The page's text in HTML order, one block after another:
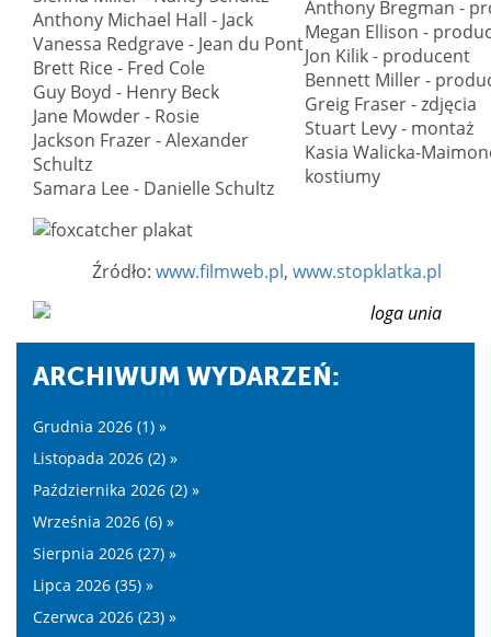
Anthony Michael Hall - Jack
Vanessa Redgrave - Jean du Pont
Brett Rice - Fred Cole
Guy Boyd - Henry Beck
Jane Mowder - Rosie
Jackson Frazer - Alexander
Schultz
Samara Lee - Danielle Schultz
Anthony Bregman -
Megan Ellison -
Jon Kilik - producent
Bennett Miller -
Greig Fraser - zdjęcia
Stuart Levy - montaż
Kasia Walicka-
kostiumy
Źródło: www.filmweb.pl, www.stopklatka.pl
ARCHIWUM WYDARZEŃ:
Grudnia 2026 (1) »
Listopada 2026 (2) »
Października 2026 (2) »
Września 2026 (6) »
Sierpnia 2026 (27) »
Lipca 2026 (35) »
Czerwca 2026 (23) »